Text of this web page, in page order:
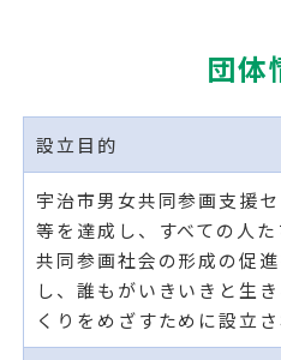
団体
設立目的
宇治市男女共同参画支援
等を達成し、すべての人
共同参画社会の形成の促
し、誰もがいきいきと生
くりをめざすために設立さ